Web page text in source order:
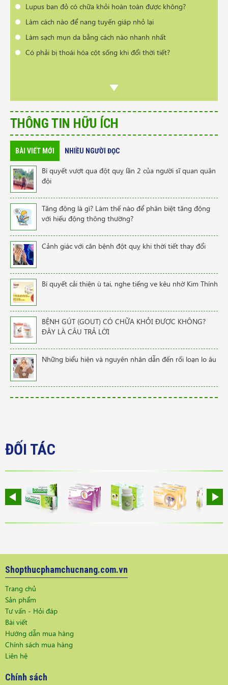
Lupus ban đỏ có chữa khỏi hoàn toàn được không?
Làm cách nào để nang tuyến giáp nhỏ lại
Làm sạch mụn da bằng cách nào nhanh nhất
Có phải bị thoái hóa cột sống khi đổi thời tiết?
THÔNG TIN HỮU ÍCH
BÀI VIẾT MỚI NHIỀU NGƯỜI ĐỌC
Bí quyết vượt qua đột quỵ lần 2 của người sĩ quan quân
đội
Tăng động là gì? Làm thế nào để phân biệt tăng động
với hiếu động thông thường?
Cảnh giác với căn bệnh đột quỵ khi thời tiết thay đổi
Bí quyết cải thiện ù tai, nghe tiếng ve kêu nhờ Kim Thính
BỆNH GÚT (GOUT) CÓ CHỮA KHỎI ĐƯỢC KHÔNG?
ĐÂY LÀ CÂU TRẢ LỜI
Những biểu hiện và nguyên nhân dẫn đến rối loạn lo âu
ĐỐI TÁC
Shopthucphamchucnang.com.vn
Trang chủ
Sản phẩm
Tư vấn - Hỏi đáp
Bài viết
Hướng dẫn mua hàng
Chính sách mua hàng
Liên hệ
Chính sách